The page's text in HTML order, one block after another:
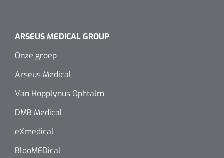
Watten
Verbandhaakjes
Wondreinigers
ARSEUS MEDICAL GROUP
Onze groep
Arseus Medical
Van Hopplynus Ophtalm
DMB Medical
eXmedical
BlooMEDical